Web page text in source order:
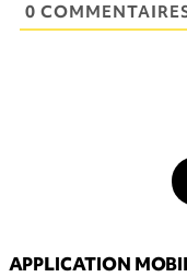
0
APPLICATION